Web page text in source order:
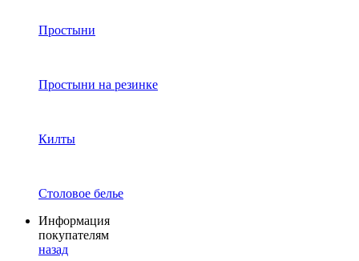
Простыни
Простыни на резинке
Килты
Столовое белье
Информация
покупателям
назад